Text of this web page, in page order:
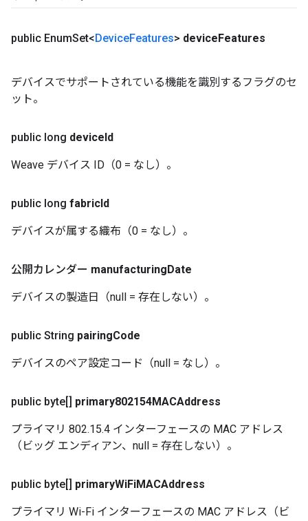
public EnumSet<DeviceFeatures> deviceFeatures
デバイスでサポートされている機能を識別するフラグのセ
ット。
public long deviceId
Weave デバイス ID（0 = なし）。
public long fabricId
デバイスが属する織布（0 = なし）。
公開カレンダー manufacturingDate
デバイスの製造日（null = 存在しない）。
public String pairingCode
デバイスのペア設定コード（null = なし）。
public byte[] primary802154MACAddress
プライマリ 802.15.4 インターフェースの MAC アドレス
（ビッグ エンディアン、null = 存在しない）。
public byte[] primaryWiFiMACAddress
プライマリ Wi-Fi インターフェースの MAC アドレス（ビ